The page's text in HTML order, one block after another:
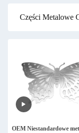
Części Metalowe
OEM Niestandardowe